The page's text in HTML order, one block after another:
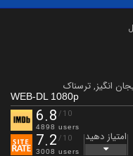
انگیز,ترسناک
WEB-DL 1080p
6.8 /10
4898 users
7.2 /10
3008 users
امتیاز دهید